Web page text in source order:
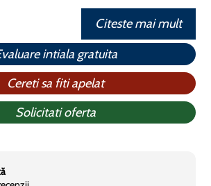
Citeste mai mult
intiala gratuita
Cereti sa fiti apelat
Solicitati oferta